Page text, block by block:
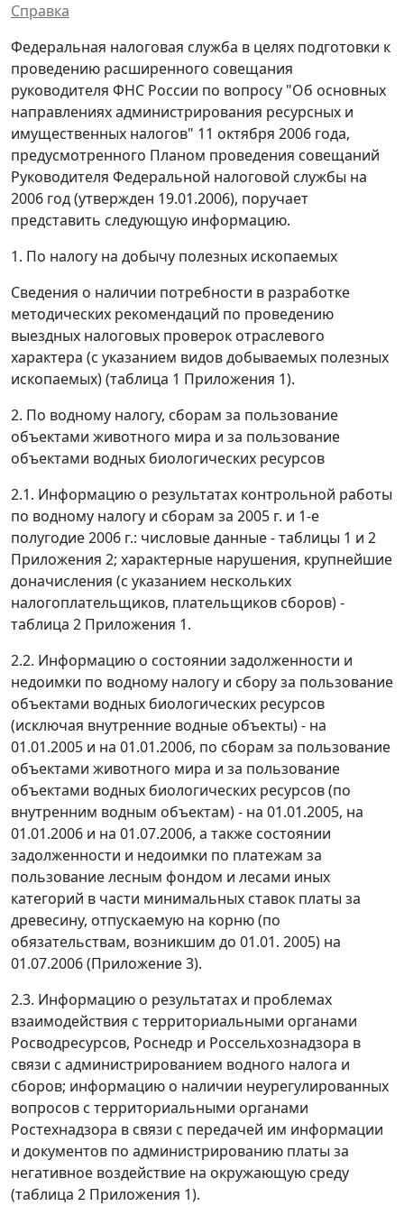
Справка
Федеральная налоговая служба в целях подготовки к
проведению расширенного совещания
руководителя ФНС России по вопросу "Об основных
направлениях администрирования ресурсных и
имущественных налогов" 11 октября 2006 года,
предусмотренного Планом проведения совещаний
Руководителя Федеральной налоговой службы на
2006 год (утвержден 19.01.2006), поручает
представить следующую информацию.
1. По налогу на добычу полезных ископаемых
Сведения о наличии потребности в разработке
методических рекомендаций по проведению
выездных налоговых проверок отраслевого
характера (с указанием видов добываемых полезных
ископаемых) (таблица 1 Приложения 1).
2. По водному налогу, сборам за пользование
объектами животного мира и за пользование
объектами водных биологических ресурсов
2.1. Информацию о результатах контрольной работы
по водному налогу и сборам за 2005 г. и 1-е
полугодие 2006 г.: числовые данные - таблицы 1 и 2
Приложения 2; характерные нарушения, крупнейшие
доначисления (с указанием нескольких
налогоплательщиков, плательщиков сборов) -
таблица 2 Приложения 1.
2.2. Информацию о состоянии задолженности и
недоимки по водному налогу и сбору за пользование
объектами водных биологических ресурсов
(исключая внутренние водные объекты) - на
01.01.2005 и на 01.01.2006, по сборам за пользование
объектами животного мира и за пользование
объектами водных биологических ресурсов (по
внутренним водным объектам) - на 01.01.2005, на
01.01.2006 и на 01.07.2006, а также состоянии
задолженности и недоимки по платежам за
пользование лесным фондом и лесами иных
категорий в части минимальных ставок платы за
древесину, отпускаемую на корню (по
обязательствам, возникшим до 01.01. 2005) на
01.07.2006 (Приложение 3).
2.3. Информацию о результатах и проблемах
взаимодействия с территориальными органами
Росводресурсов, Роснедр и Россельхознадзора в
связи с администрированием водного налога и
сборов; информацию о наличии неурегулированных
вопросов с территориальными органами
Ростехнадзора в связи с передачей им информации
и документов по администрированию платы за
негативное воздействие на окружающую среду
(таблица 2 Приложения 1).